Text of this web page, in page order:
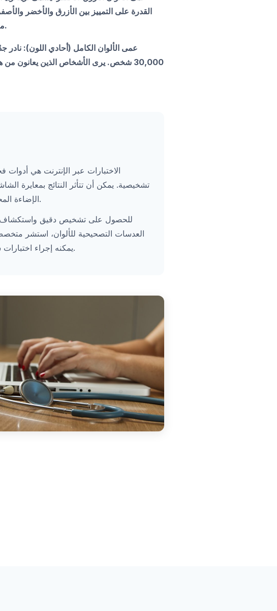
القدرة على التمييز بين الأزرق والأخضر
من 1 من كل 10,000 شخص.
30,000 شخص. يرى الأشخاص الذين يعانون
الاختبارات عبر الإنترنت هي
تشخيصية. يمكن أن تتأثر النتائج بمعايرة
الإضاءة المحيطة، وزاوية الرؤية.
للحصول على تشخيص دقيق واستكشاف
العدسات التصحيحية للألوان، استشر
يمكنه إجراء اختبارات شاملة لرؤية الألوان.